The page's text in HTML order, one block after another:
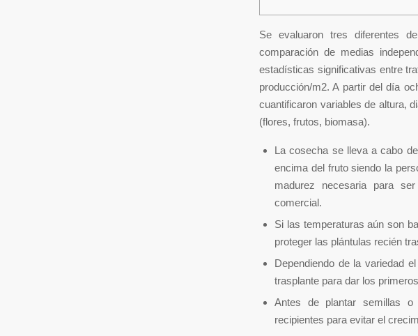
Se evaluaron tres diferentes
comparación de medias
estadísticas significativas entre
producción/m2. A partir del día
cuantificaron variables de altura,
(flores, frutos, biomasa).
La cosecha se lleva a cabo
encima del fruto siendo la
madurez necesaria para
comercial.
Si las temperaturas aún son
proteger las plántulas recién
Dependiendo de la variedad
trasplante para dar los
Antes de plantar semillas o
recipientes para evitar el